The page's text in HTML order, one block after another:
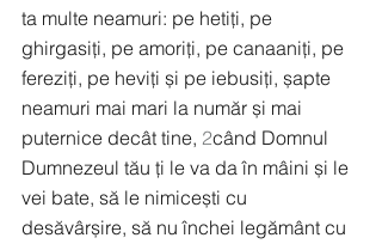
ta multe neamuri: pe hetiți, pe
ghirgasiți, pe amoriți, pe canaaniți, pe
fereziți, pe heviți și pe iebusiți, șapte
neamuri mai mari la număr și mai
puternice decât tine, 2când Domnul
Dumnezeul tău ți le va da în mâini și le
vei bate, să le nimicești cu
desăvârșire, să nu închei legământ cu